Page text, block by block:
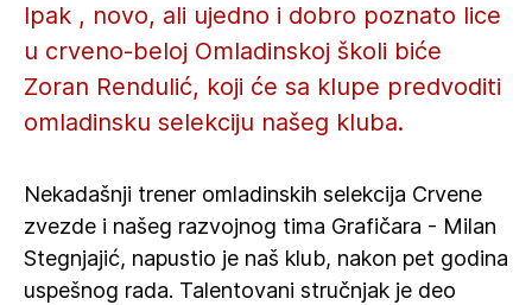
Ipak , novo, ali ujedno i dobro poznato lice
u crveno-beloj Omladinskoj školi biće
Zoran Rendulić, koji će sa klupe predvoditi
omladinsku selekciju našeg kluba.
Nekadašnji trener omladinskih selekcija Crvene
zvezde i našeg razvojnog tima Grafičara - Milan
Stegnjajić, napustio je naš klub, nakon pet godina
uspešnog rada. Talentovani stručnjak je deo